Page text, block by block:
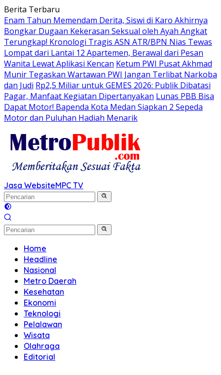
Langsung
ke
konten
Berita Terbaru
Enam Tahun Memendam Derita, Siswi di Karo Akhirnya
Bongkar Dugaan Kekerasan Seksual oleh Ayah Angkat
Terungkap! Kronologi Tragis ASN ATR/BPN Nias Tewas
Lompat dari Lantai 12 Apartemen, Berawal dari Pesan
Wanita Lewat Aplikasi Kencan Ketum PWI Pusat Akhmad
Munir Tegaskan Wartawan PWI Jangan Terlibat Narkoba
dan Judi Rp2,5 Miliar untuk GEMES 2026: Publik Dibatasi
Pagar, Manfaat Kegiatan Dipertanyakan Lunas PBB Bisa
Dapat Motor! Bapenda Kota Medan Siapkan 2 Sepeda
Motor dan Puluhan Hadiah Menarik
Jasa WebsiteMPC TV
Home
Headline
Nasional
Metro Daerah
Kesehatan
Ekonomi
Teknologi
Pelalawan
Wisata
Olahraga
Editorial